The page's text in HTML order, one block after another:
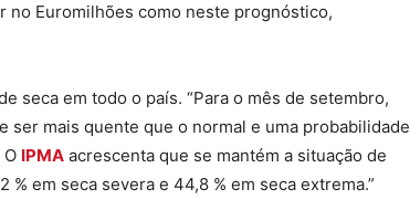
Euromilhões como neste prognóstico,
seca em todo o país. “Para o mês de setembro,
ser mais quente que o normal e uma probabilidade
IPMA acrescenta que se mantém a situação de
em seca severa e 44,8 % em seca extrema.”